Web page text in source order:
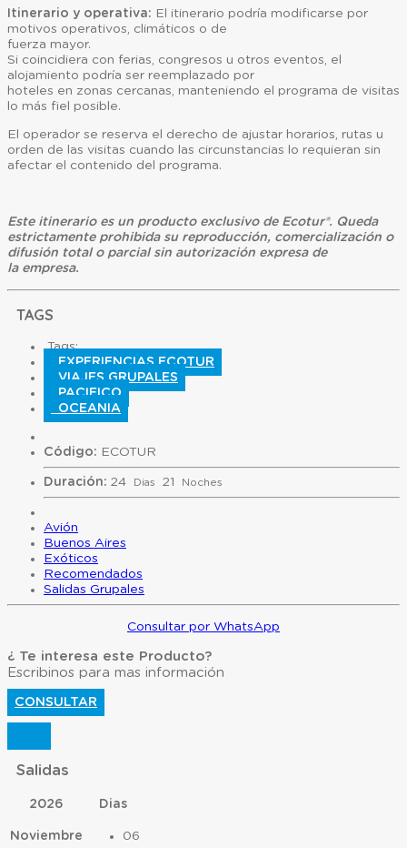
Itinerario y operativa: El itinerario podría modificarse por
motivos operativos, climáticos o de
fuerza mayor.
Si coincidiera con ferias, congresos u otros eventos, el
alojamiento podría ser reemplazado por
hoteles en zonas cercanas, manteniendo el programa de visitas
lo más fiel posible.
El operador se reserva el derecho de ajustar horarios, rutas u
orden de las visitas cuando las circunstancias lo requieran sin
afectar el contenido del programa.
Este itinerario es un producto exclusivo de Ecotur®. Queda
estrictamente prohibida su reproducción, comercialización o
difusión total o parcial sin autorización expresa de
la empresa.
TAGS
Tags:
EXPERIENCIAS ECOTUR
VIAJES GRUPALES
PACIFICO
OCEANIA
Código: ECOTUR
Duración: 24 Dias 21 Noches
Avión
Buenos Aires
Exóticos
Recomendados
Salidas Grupales
Consultar por WhatsApp
¿ Te interesa este Producto?
Escribinos para mas información
CONSULTAR
Salidas
2026 Dias
Noviembre 06